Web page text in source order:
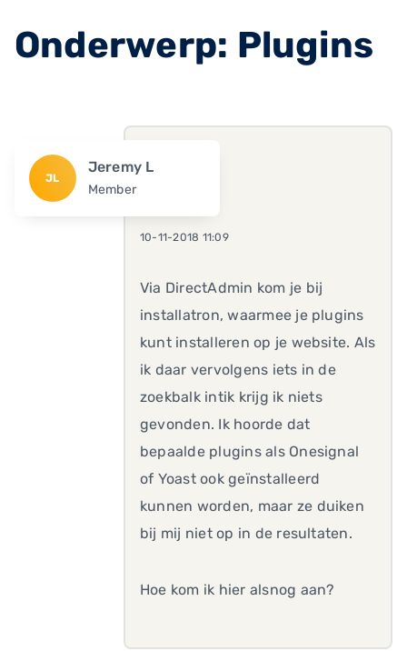
Onderwerp: Plugins
JL
Jeremy L
Member
10-11-2018 11:09
Via DirectAdmin kom je bij
installatron, waarmee je plugins
kunt installeren op je website. Als
ik daar vervolgens iets in de
zoekbalk intik krijg ik niets
gevonden. Ik hoorde dat
bepaalde plugins als Onesignal
of Yoast ook geïnstalleerd
kunnen worden, maar ze duiken
bij mij niet op in de resultaten.
Hoe kom ik hier alsnog aan?